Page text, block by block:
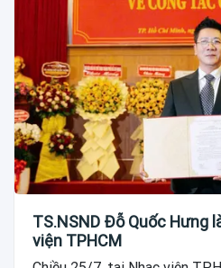
TS.NSND Đỗ Quốc Hưng
viện TPHCM